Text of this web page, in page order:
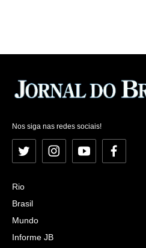
Nos siga nas redes sociais!
Twitter InstagramYouTubeFacebook
Rio
Brasil
Mundo
Informe JB